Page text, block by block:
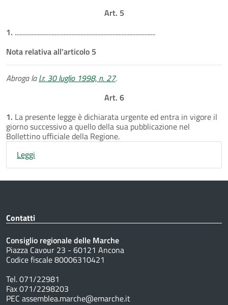
Art. 5
1. ............................................................................................
Nota relativa all'articolo 5
Abroga lal.r. 30 luglio 1998, n. 27.
Art. 6
1. La presente legge è dichiarata urgente ed entra in vigore il
giorno successivo a quello della sua pubblicazione nel
Bollettino ufficiale della Regione.
Leggi
Contatti
Consiglio regionale delle Marche
Piazza Cavour 23 - 60121 Ancona
Codice fiscale 80006310421
Tel. 071/22981
Fax 071/2298203
PEC assemblea.marche@emarche.it